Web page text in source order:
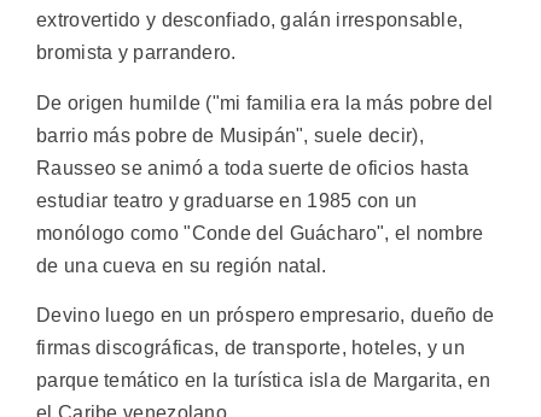
extrovertido y desconfiado, galán irresponsable,
bromista y parrandero.
De origen humilde ("mi familia era la más pobre del
barrio más pobre de Musipán", suele decir),
Rausseo se animó a toda suerte de oficios hasta
estudiar teatro y graduarse en 1985 con un
monólogo como "Conde del Guácharo", el nombre
de una cueva en su región natal.
Devino luego en un próspero empresario, dueño de
firmas discográficas, de transporte, hoteles, y un
parque temático en la turística isla de Margarita, en